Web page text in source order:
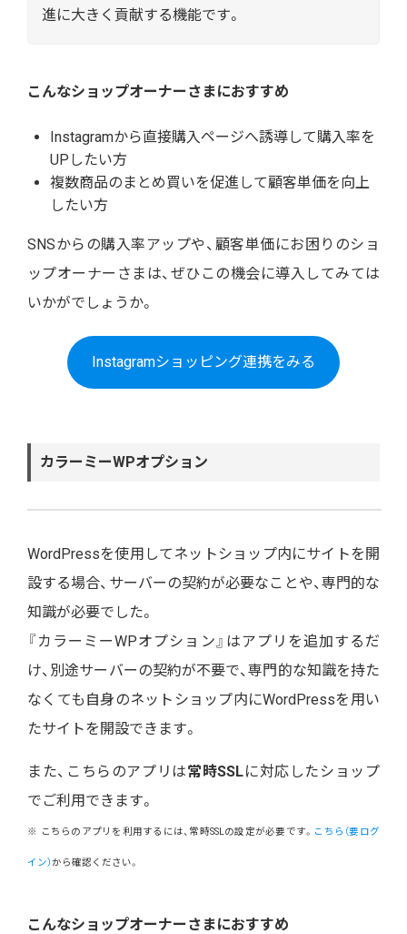
進に大きく貢献する機能です。
こんなショップオーナーさまにおすすめ
Instagramから直接購入ページへ誘導して購入率を
UPしたい方
複数商品のまとめ買いを促進して顧客単価を向上
したい方
SNSからの購入率アップや、顧客単価にお困りのショ
ップオーナーさまは、ぜひこの機会に導入してみては
いかがでしょうか。
Instagramショッピング連携をみる
カラーミーWPオプション
WordPressを使用してネットショップ内にサイトを開
設する場合、サーバーの契約が必要なことや、専門的な
知識が必要でした。
『カラーミーWPオプション』はアプリを追加するだ
け、別途サーバーの契約が不要で、専門的な知識を持た
なくても自身のネットショップ内にWordPressを用い
たサイトを開設できます。
また、こちらのアプリは常時SSLに対応したショップ
でご利用できます。
※ こちらのアプリを利用するには、常時SSLの設定が必要です。 こちら（要ログ
イン）から確認ください。
こんなショップオーナーさまにおすすめ